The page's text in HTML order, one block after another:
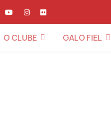
O CLUBE GALO FIEL